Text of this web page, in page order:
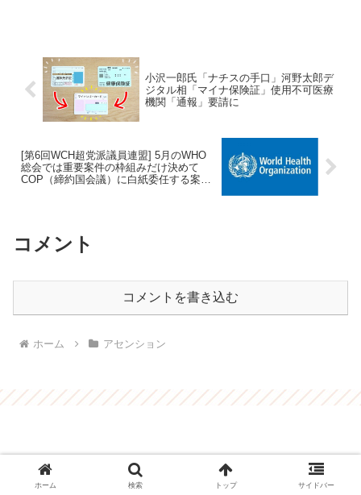
小沢一郎氏「ナチスの手口」河野太郎デ
ジタル相「マイナ保険証」使用不可医療
機関「通報」要請に
[第6回WCH超党派議員連盟] 5月のWHO
総会では重要案件の枠組みだけ決めて
COP（締約国会議）に白紙委任する案が
コメント
コメントを書き込む
ホーム アセンション
ホーム 検索 トップ サイドバー